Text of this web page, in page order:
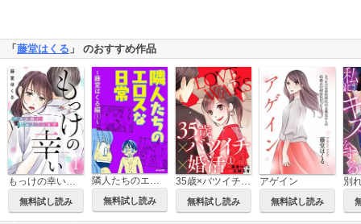
「藤堂はくる 」 のおすすめ作品
無料試し読み
隣人たちのエロスな日常 ～藤堂はくる編～
無料試し読み
35歳×バツイチ×婚活 -LOVE WARS-
無料試し読み
アゲイン
無料試し読み